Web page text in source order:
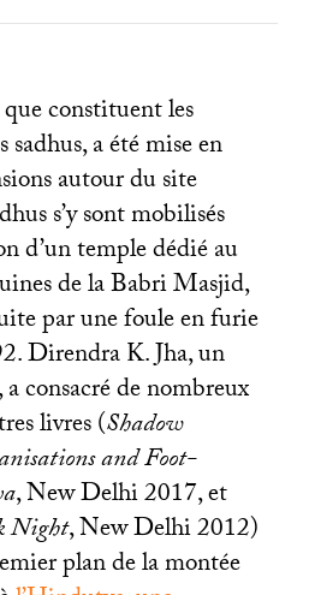
constituent les
sadhus, a été mise en
autour du site
s’y sont mobilisés
d’un temple dédié au
de la Babri Masjid,
par une foule en furie
Direndra K. Jha, un
consacré de nombreux
livres (Shadow
and Foot-
, New Delhi 2017, et
Night, New Delhi 2012)
plan de la montée